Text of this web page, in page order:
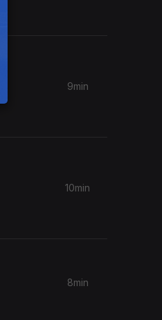
9min
10min
8min